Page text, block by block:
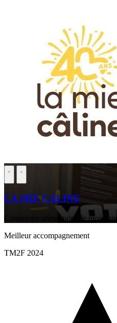
LA MIE CALINE
Commerce alimentaire de proximité
Meilleur accompagnement
TM2F 2024